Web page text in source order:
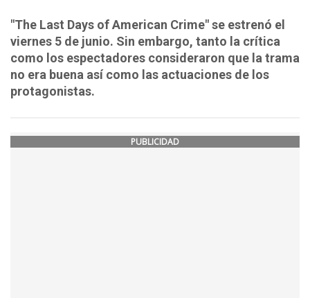
"The Last Days of American Crime" se estrenó el
viernes 5 de junio. Sin embargo, tanto la crítica
como los espectadores consideraron que la trama
no era buena así como las actuaciones de los
protagonistas.
PUBLICIDAD